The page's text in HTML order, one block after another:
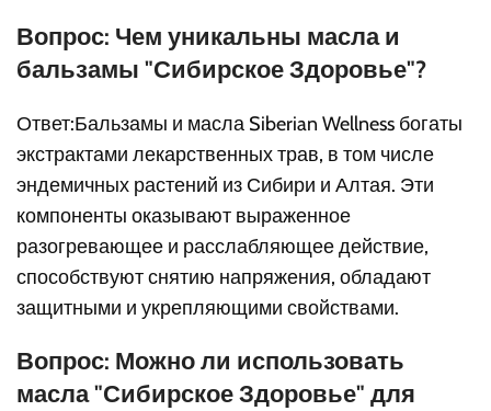
Вопрос: Чем уникальны масла и
бальзамы "Сибирское Здоровье"?
Ответ:Бальзамы и масла Siberian Wellness богаты
экстрактами лекарственных трав, в том числе
эндемичных растений из Сибири и Алтая. Эти
компоненты оказывают выраженное
разогревающее и расслабляющее действие,
способствуют снятию напряжения, обладают
защитными и укрепляющими свойствами.
Вопрос: Можно ли использовать
масла "Сибирское Здоровье" для